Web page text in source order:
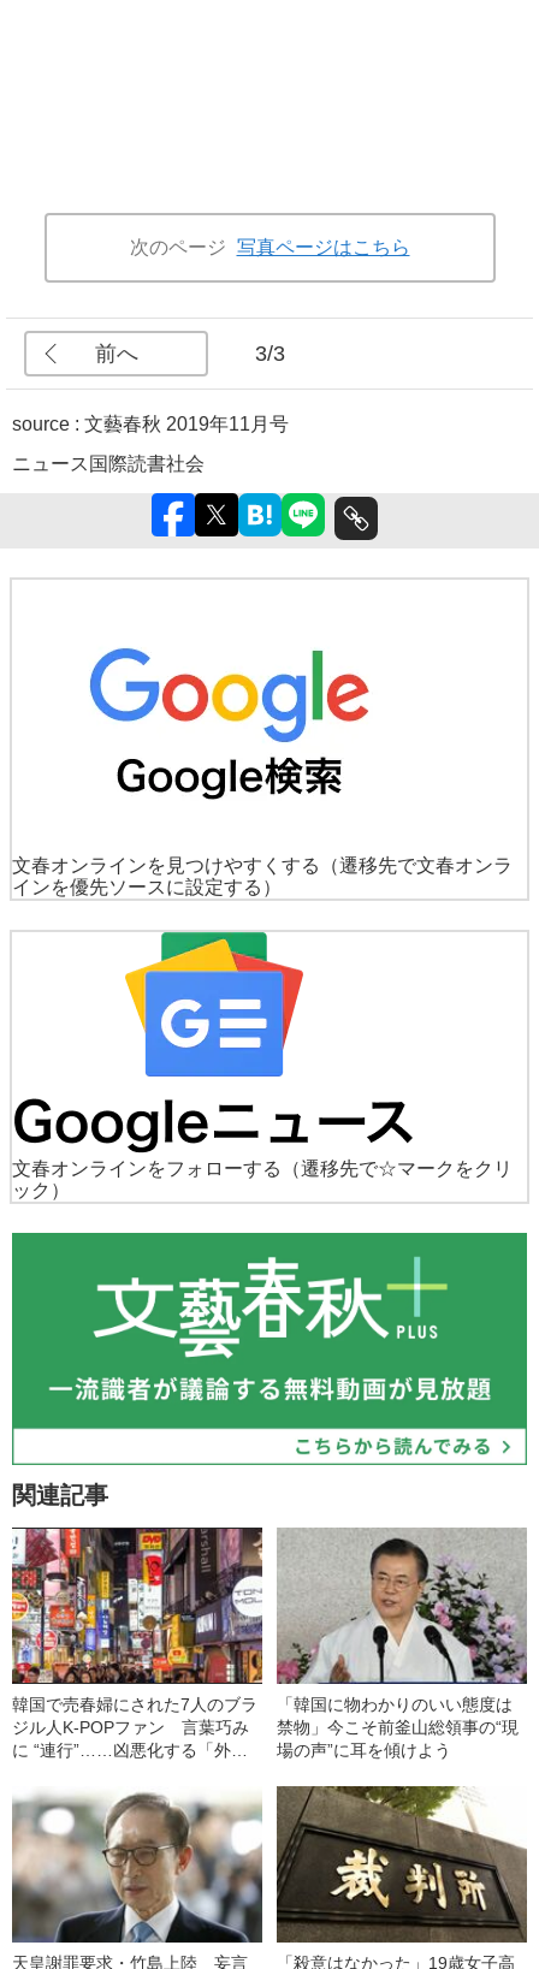
次のページ 写真ページはこちら
前へ 3/3
source : 文藝春秋 2019年11月号
ニュース 国際読書社会
文春オンラインを見つけやすくする
（遷移先で文春オンラ
インを優先ソースに設定する）
文春オンラインをフォローする
（遷移先で☆マークをクリ
ック）
関連記事
韓国で売春婦にされた7人のブラ
ジル人K-POPファン 言葉巧み
に “連行”……凶悪化する「外国
「韓国に物わかりのいい態度は
禁物」今こそ前釜山総領事の“現
場の声”に耳を傾けよう
天皇謝罪要求・竹島上陸 妄言 「殺意はなかった」19歳女子高